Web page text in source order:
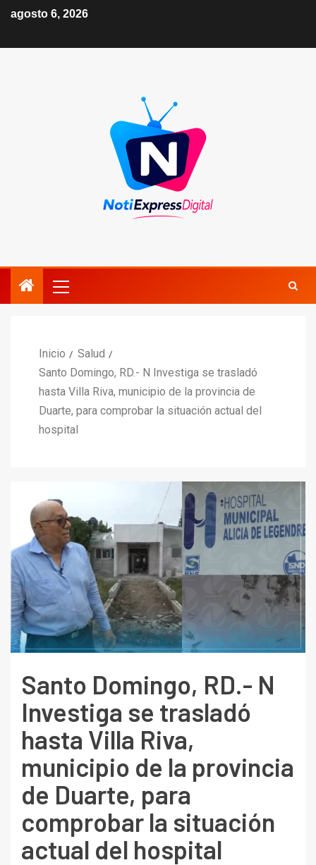
agosto 6, 2026
Inicio
Salud
Santo Domingo, RD.- N Investiga se trasladó
hasta Villa Riva, municipio de la provincia de
Duarte, para comprobar la situación actual del
hospital
Santo Domingo, RD.- N
Investiga se trasladó
hasta Villa Riva,
municipio de la provincia
de Duarte, para
comprobar la situación
actual del hospital